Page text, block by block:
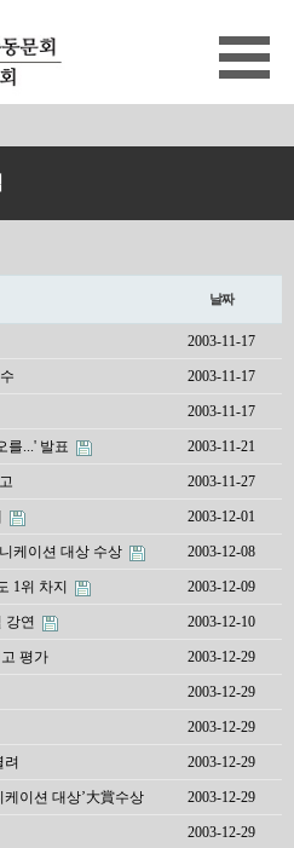
날짜
2003-11-17
2003-11-17
2003-11-17
를...' 발표 2003-11-21
2003-11-27
2003-12-01
케이션 대상 수상 2003-12-08
1위 차지 2003-12-09
강연 2003-12-10
평가 2003-12-29
2003-12-29
2003-12-29
려 2003-12-29
케이션 대상’大賞수상 2003-12-29
2003-12-29